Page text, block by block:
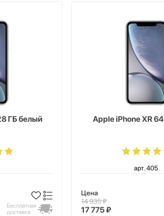
ГБ белый
Бесплатная
доставка
Apple iPhone XR
арт. 405
Цена
14 935 ₽
17 775 ₽